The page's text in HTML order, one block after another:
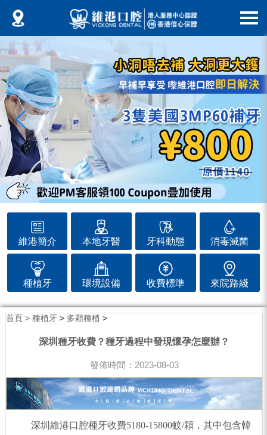
維港簡介 本地牙醫 牙科動態 消毒滅菌
種植牙 環境設備 收費標準 來院路綫
首頁 > 種植牙> 多顆種植 >
深圳種牙收費？種牙過程中發現懷孕怎麼辦？
發佈時間：2023-08-03
深圳維港口腔種牙收費5180-15800蚊/顆，其中包含韓